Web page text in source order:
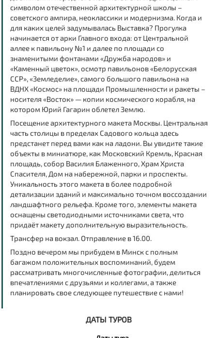
символом отечественной архитектурной школы –
советского ампира, неоклассики и модернизма. Когда и
для каких целей задумывалась Выставка? Прогулка
начинается от арки Главного входа: от Центральной
аллее к павильону №1 и далее по площади со
знаменитыми фонтанами «Дружба народов» и
«Каменный цветок», осмотр павильонов «Белорусская
ССР», «Земледелие», самого большого павильона на
ВДНХ «Космос» на площади Промышленности и ракеты –
носителя «Восток» — копии космического корабля, на
котором Юрий Гагарин облетел Землю.
Посещение архитектурного макета Москвы. Центральная
часть столицы в пределах Садового кольца здесь
предстанет перед вами как на ладони. Вы увидите такие
объекты в миниатюре, как Московский Кремль, Красная
площадь, собор Василия Блаженного, Храм Христа
Спасителя, Дом на набережной, парки и проспекты.
Уникальность этого макета в более подробной
детализации зданий и максимально точном воссоздании
ландшафтного рельефа. Кроме того, элементы макета
оснащены светодиодными источниками света, что
придаёт макету дополнительную выразительность.
Трансфер на вокзал. Отправление в 16.00.
Поздно вечером мы прибудем в Минск с полным
багажом положительных воспоминаний, будем
рассматривать многочисленные фотографии, делиться
впечатлениями с друзьями и коллегами, а также
планировать свое следующее путешествие с нами!
ДАТЫ ТУРОВ